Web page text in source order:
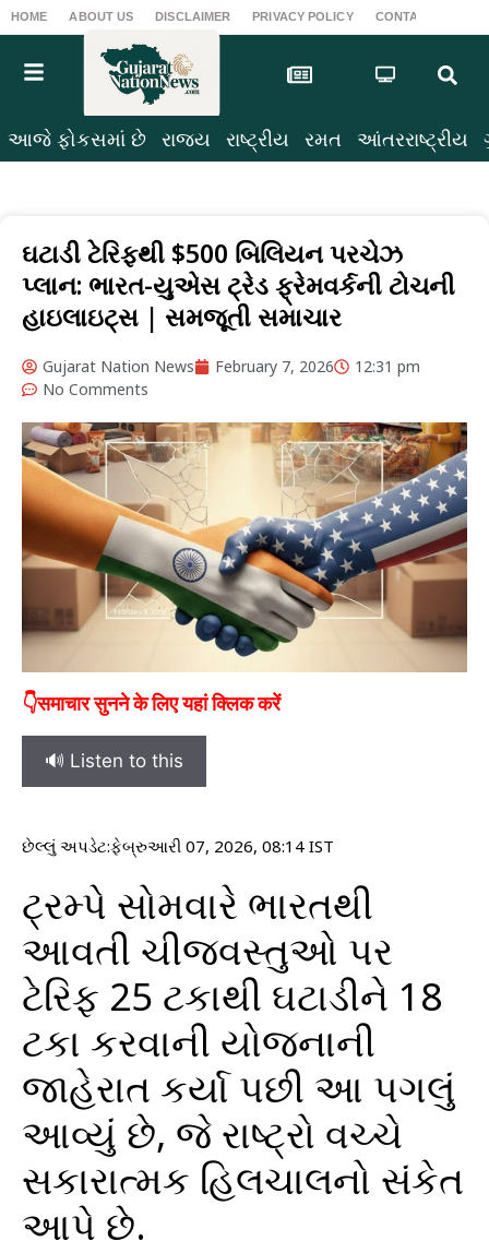
HOME ABOUT US DISCLAIMER PRIVACY POLICY CONTACT US
આજે ફોકસમાં છે રાજ્ય રાષ્ટ્રીય રમત આંતરરાષ્ટ્રીય
ઘટાડી ટેરિફથી $500 બિલિયન પરચેઝ
પ્લાન: ભારત-યુએસ ટ્રેડ ફ્રેમવર્કની ટોચની
હાઇલાઇટ્સ | સમજૂતી સમાચાર
Gujarat Nation News February 7, 2026
12:31 pm
No Comments
👇समाचार सुनने के लिए यहां क्लिक करें
🔊 Listen to this
છેલ્લું અપડેટ:ફેબ્રુઆરી 07, 2026, 08:14 IST
ટ્રમ્પે સોમવારે ભારતથી
આવતી ચીજવસ્તુઓ પર
ટેરિફ 25 ટકાથી ઘટાડીને 18
ટકા કરવાની યોજનાની
જાહેરાત કર્યા પછી આ પગલું
આવ્યું છે, જે રાષ્ટ્રો વચ્ચે
સકારાત્મક હિલચાલનો સંકેત
આપે છે.